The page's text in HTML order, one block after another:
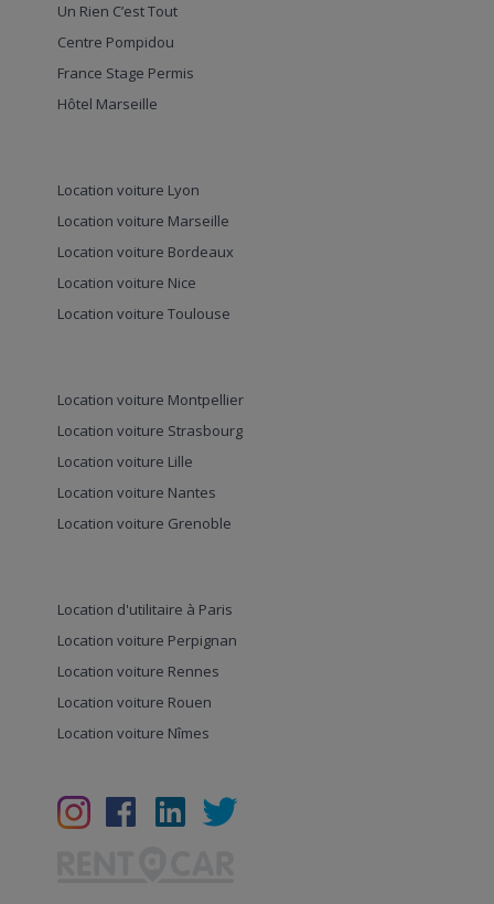
Un Rien C’est Tout
Centre Pompidou
France Stage Permis
Hôtel Marseille
Location voiture Lyon
Location voiture Marseille
Location voiture Bordeaux
Location voiture Nice
Location voiture Toulouse
Location voiture Montpellier
Location voiture Strasbourg
Location voiture Lille
Location voiture Nantes
Location voiture Grenoble
Location d'utilitaire à Paris
Location voiture Perpignan
Location voiture Rennes
Location voiture Rouen
Location voiture Nîmes